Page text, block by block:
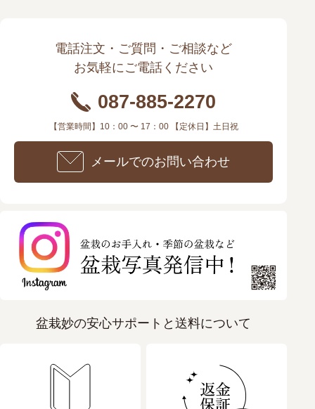
電話注文・ご質問・ご相談など
お気軽にご電話ください
087-885-2270
【営業時間】10：00 〜 17：00 【定休日】土日祝
メールでのお問い合わせ
盆栽妙の安心サポートと送料について